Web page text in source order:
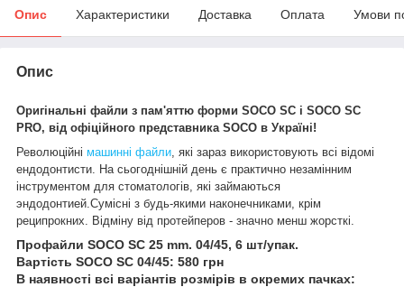
Опис Характеристики Доставка Оплата Умови
Опис
Оригінальні файли з пам'яттю форми SOCO SC і SOCO SC
PRO, від офіційного представника SOCO в Україні!
Революційні машинні файли , які зараз використовують всі відомі
ендодонтисти. На сьогоднішній день є практично незамінним
інструментом для стоматологів, які займаються
эндодонтией.Сумісні з будь-якими наконечниками, крім
реципрокних. Відміну від протейперов - значно менш жорсткі.
Профайли SOCO SC 25 mm. 04/45, 6 шт/упак.
Вартість SOCO SC 04/45: 580 грн
В наявності всі варіантів розмірів в окремих пачках: